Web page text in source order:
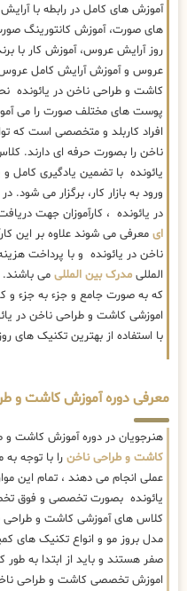
آموزش های کامل در رابطه با
های صورت، آموزش کانتورینگ
روز آرایش عروس، آموزش کار با
عروس و آموزش آرایش کامل
کاشت و طراحی ناخن در یائونده
پوست های مختلف صورت را می
افراد کاربلد و متخصصی است که
ناخن را بصورت حرفه ای دارند.
یائونده با تضمین یادگیری کامل و
ورود به بازار کار، برگزار می
در یائونده ، کارآموزان جهت
ای معرفی می شوند علاوه بر این
ناخن در یائونده و با پرداخت
المللی مدرک بین المللی می باشند.
که به صورت جامع و جزء به جزء و
اموزشی کاشت و طراحی ناخن در
با استفاده از بهترین تکنیک های
معرفی دوره آموزش کاشت و
هنرجویان در دوره آموزش کاشت و
کاشت و طراحی ناخن را با توجه
عملی انجام می دهند ، تمام این
یائونده بصورت تخصصی و فوق
کلاس های آموزشی کاشت و طراحی
مدل بروز مو و انواع تکنیک های
صفر هستند و باید از ابتدا به
اموزش تخصصی کاشت و طراحی